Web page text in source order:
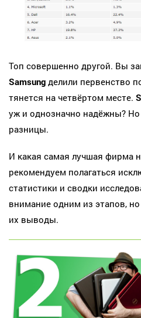
Топ совершенно другой. Вы
Samsung делили первенство
тянется на четвёртом месте.
уж и однозначно надёжны? Но
разницы.
И какая самая лучшая фирма
рекомендуем полагаться
статистики и сводки
внимание одним из этапов, но
их выводы.